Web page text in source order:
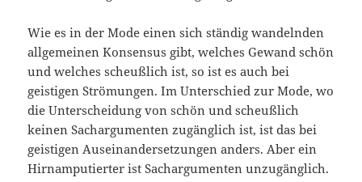
Wie es in der Mode einen sich ständig wandelnden
allgemeinen Konsensus gibt, welches Gewand schön
und welches scheußlich ist, so ist es auch bei
geistigen Strömungen. Im Unterschied zur Mode, wo
die Unterscheidung von schön und scheußlich
keinen Sachargumenten zugänglich ist, ist das bei
geistigen Auseinandersetzungen anders. Aber ein
Hirnamputierter ist Sachargumenten unzugänglich.